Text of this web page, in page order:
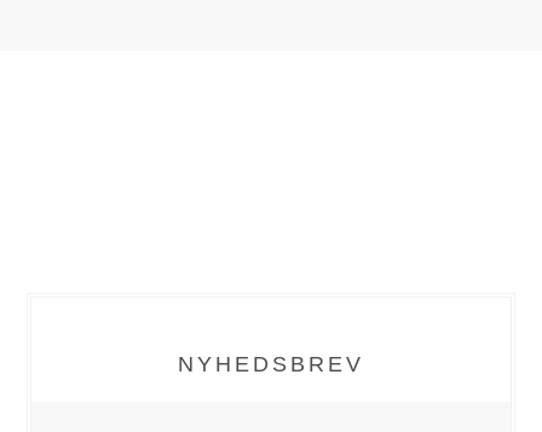
NYHEDSBREV